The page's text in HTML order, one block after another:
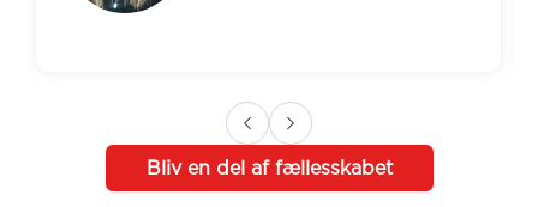
Bliv en del af fællesskabet